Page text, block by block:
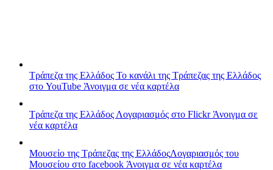
Τράπεζα της Ελλάδος Το κανάλι της Τράπεζας της Ελλάδος
στο YouTube Άνοιγμα σε νέα καρτέλα
Τράπεζα της Ελλάδος Λογαριασμός στο FlickrΆνοιγμα σε
νέα καρτέλα
Μουσείο της Τράπεζας της ΕλλάδοςΛογαριασμός του
Μουσείου στο facebook Άνοιγμα σε νέα καρτέλα